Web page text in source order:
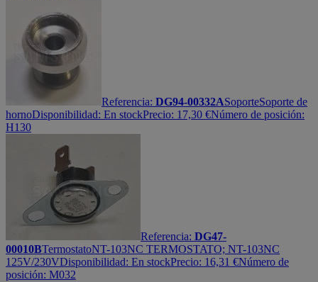
Referencia: DG94-00332ASoporteSoporte de
hornoDisponibilidad: En stockPrecio: 17,30 €Número de posición:
H130
Referencia: DG47-
00010BTermostatoNT-103NC TERMOSTATO; NT-103NC
125V/230VDisponibilidad: En stockPrecio: 16,31 €Número de
posición: M032